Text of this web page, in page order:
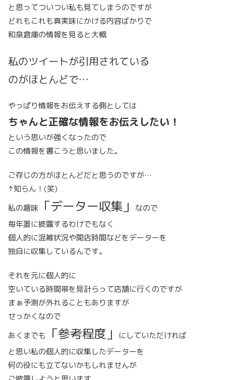
と思ってついつい私も見てしまうのですが
どれもこれも真実味にかける内容ばかりで
和泉倉庫の情報を見ると大概
私のツイートが引用されている
のがほとんどで…
やっぱり情報をお伝えする側としては
ちゃんと正確な情報をお伝えしたい！
という思いが強くなったので
この情報を書こうと思いました。
ご存じの方がほとんどだと思うのですが…
↑知らん！(笑)
私の趣味
「データー収集」
なので
毎年誰に披露するわけでもなく
個人的に混雑状況や開店時間などをデーターを
独自に収集しているんです。
それを元に個人的に
空いている時間帯を見計らって店舗に行くのですが
まぁ予測が外れることもありますが
せっかくなので
あくまでも
「参考程度」
にしていただければ
と思い私の個人的に収集したデーターを
何の役にも立てないかもしれませんが